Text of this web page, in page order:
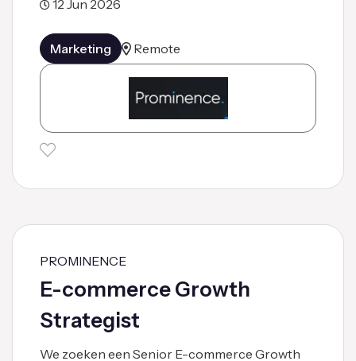
12 Jun 2026
Marketing Remote
PROMINENCE
E-commerce Growth
Strategist
We zoeken een Senior E-commerce Growth